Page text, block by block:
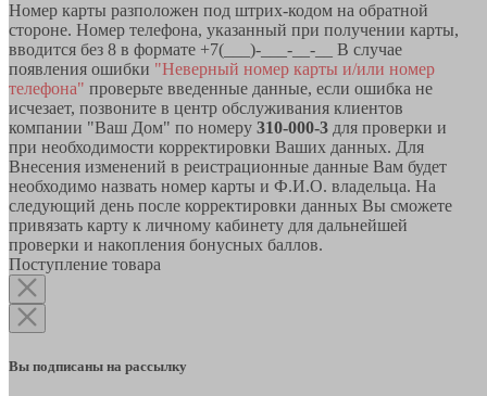
Номер карты разположен под штрих-кодом на обратной
стороне. Номер телефона, указанный при получении карты,
вводится без 8 в формате +7(___)-___-__-__ В случае
появления ошибки "Неверный номер карты и/или номер
телефона" проверьте введенные данные, если ошибка не
исчезает, позвоните в центр обслуживания клиентов
компании "Ваш Дом" по номеру 310-000-3 для проверки и
при необходимости корректировки Ваших данных. Для
Внесения изменений в реистрационные данные Вам будет
необходимо назвать номер карты и Ф.И.О. владельца. На
следующий день после корректировки данных Вы сможете
привязать карту к личному кабинету для дальнейшей
проверки и накопления бонусных баллов.
Поступление товара
Вы подписаны на рассылку